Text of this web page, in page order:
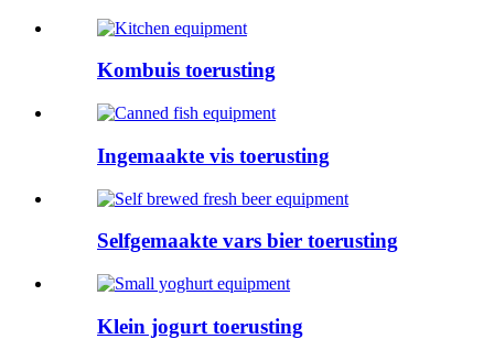
Kombuis toerusting
Ingemaakte vis toerusting
Selfgemaakte vars bier toerusting
Klein jogurt toerusting